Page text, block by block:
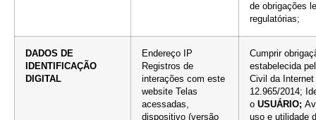
de obrigações
regulatórias;
DADOS DE
IDENTIFICAÇÃO
DIGITAL
Endereço IP
Registros de
interações com este
website Telas
acessadas,
dispositivo (versão
Cumprir
estabelecida
Civil da Internet
12.965/2014;
o USUÁRIO;
uso e utilidade